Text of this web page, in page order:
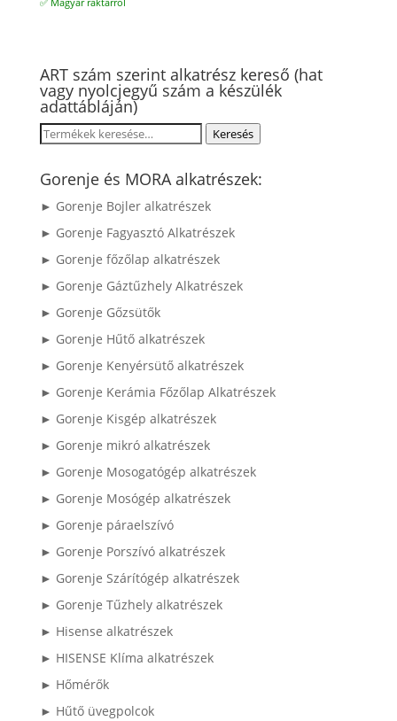
✅ Magyar raktárról
ART szám szerint alkatrész kereső (hat
vagy nyolcjegyű szám a készülék
adattábláján)
Keresés
következőre:
Keresés
Gorenje és MORA alkatrészek:
► Gorenje Bojler alkatrészek
► Gorenje Fagyasztó Alkatrészek
► Gorenje főzőlap alkatrészek
► Gorenje Gáztűzhely Alkatrészek
► Gorenje Gőzsütők
► Gorenje Hűtő alkatrészek
► Gorenje Kenyérsütő alkatrészek
► Gorenje Kerámia Főzőlap Alkatrészek
► Gorenje Kisgép alkatrészek
► Gorenje mikró alkatrészek
► Gorenje Mosogatógép alkatrészek
► Gorenje Mosógép alkatrészek
► Gorenje páraelszívó
► Gorenje Porszívó alkatrészek
► Gorenje Szárítógép alkatrészek
► Gorenje Tűzhely alkatrészek
► Hisense alkatrészek
► HISENSE Klíma alkatrészek
► Hőmérők
► Hűtő üvegpolcok